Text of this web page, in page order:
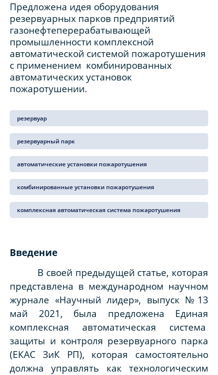
Предложена идея оборудования
резервуарных парков предприятий
газонефтеперерабатывающей
промышленности комплексной
автоматической системой пожаротушения
с применением комбинированных
автоматических установок
пожаротушении.
резервуар
резервуарный парк
автоматические установки пожаротушения
комбинированные установки пожаротушения
комплексная автоматическая система пожаротушения
Введение
В своей предыдущей статье, которая
представлена в международном научном
журнале «Научный лидер», выпуск №13
май 2021, была предложена Единая
комплексная автоматическая система
защиты и контроля резервуарного парка
(ЕКАС ЗиК РП), которая самостоятельно
должна управлять как технологическим